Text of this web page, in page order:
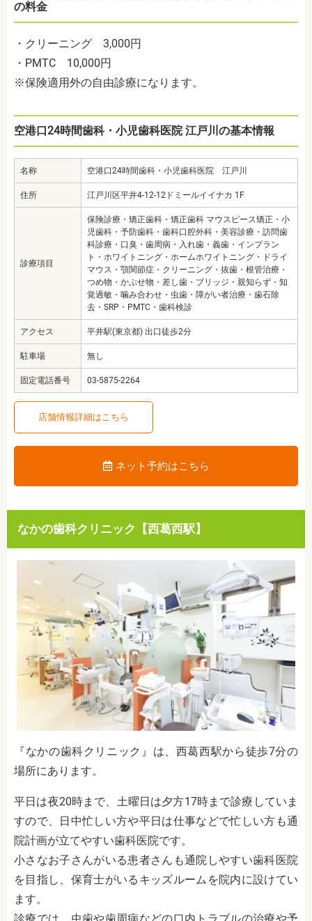
の料金
・クリーニング 3,000円
・PMTC 10,000円
※保険適用外の自由診療になります。
空港口24時間歯科・小児歯科医院 江戸川の基本情報
名称 空港口24時間歯科・小児歯科医院 江戸川
住所 江戸川区平井4-12-12ドミールイイナカ 1F
診療項目
保険診療・矯正歯科・矯正歯科 マウスピース矯正・小
児歯科・予防歯科・歯科口腔外科・美容診療・訪問歯
科診療・口臭・歯周病・入れ歯・義歯・インプラン
ト・ホワイトニング・ホームホワイトニング・ドライ
マウス・顎関節症・クリーニング・抜歯・根管治療・
つめ物・かぶせ物・差し歯・ブリッジ・親知らず・知
覚過敏・噛み合わせ・虫歯・障がい者治療・歯石除
去・SRP・PMTC・歯科検診
アクセス 平井駅(東京都) 出口徒歩2分
駐車場 無し
固定電話番号 03-5875-2264
店舗情報詳細はこちら
ネット予約はこちら
なかの歯科クリニック【西葛西駅】
『なかの歯科クリニック』は、西葛西駅から徒歩7分の
場所にあります。
平日は夜20時まで、土曜日は夕方17時まで診療していま
すので、日中忙しい方や平日は仕事などで忙しい方も通
院計画が立てやすい歯科医院です。
小さなお子さんがいる患者さんも通院しやすい歯科医院
を目指し、保育士がいるキッズルームを院内に設けてい
ます。